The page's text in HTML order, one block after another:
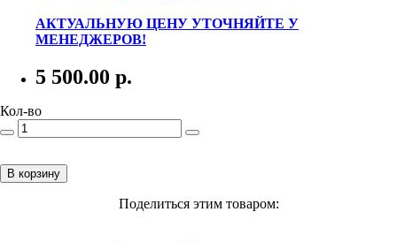
АКТУАЛЬНУЮ ЦЕНУ УТОЧНЯЙТЕ У
МЕНЕДЖЕРОВ!
5 500.00 р.
Кол-во
В корзину
Поделиться этим товаром: